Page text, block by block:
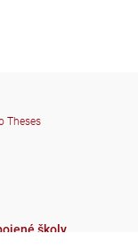
Theses
školy